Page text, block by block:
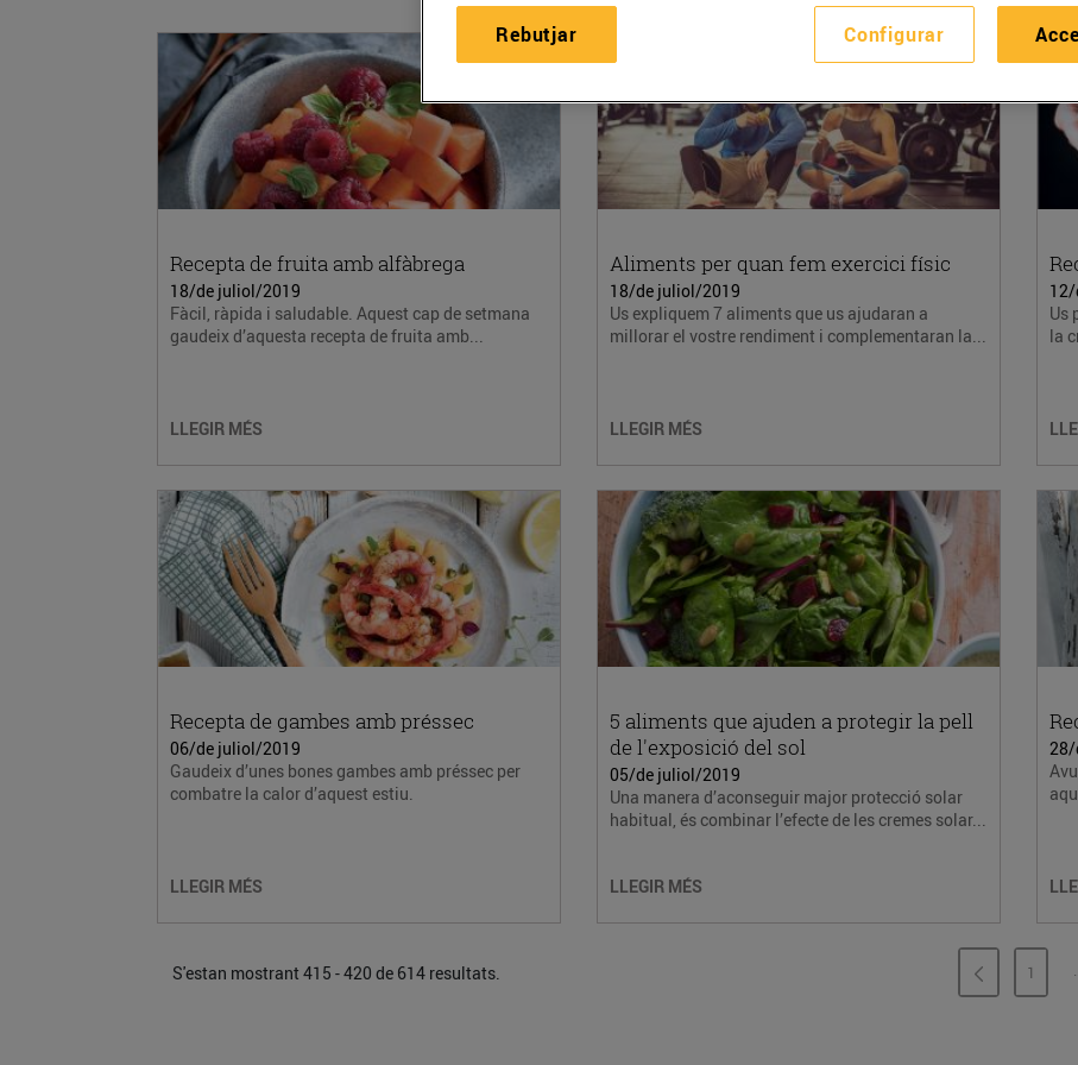
Recepta de fruita amb alfàbrega
18/de juliol/2019
Fàcil, ràpida i saludable. Aquest cap de setmana
gaudeix d’aquesta recepta de fruita amb...
LLEGIR MÉS
Aliments per quan fem exercici físic
18/de juliol/2019
Us expliquem 7 aliments que us ajudaran a
millorar el vostre rendiment i complementaran la...
LLEGIR MÉS
Us
la
Recepta de gambes amb préssec
06/de juliol/2019
Gaudeix d’unes bones gambes amb préssec per
combatre la calor d’aquest estiu.
LLEGIR MÉS
5 aliments que ajuden a protegir la pell
de l'exposició del sol
05/de juliol/2019
Una manera d’aconseguir major protecció solar
habitual, és combinar l’efecte de les cremes solar...
LLEGIR MÉS
28/
S'estan mostrant 415 - 420 de 614 resultats. 1
Configurar
Rebutjar